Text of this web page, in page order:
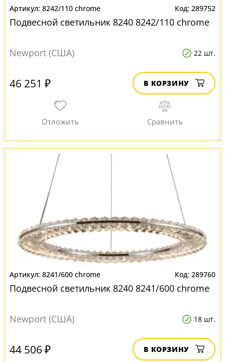
8242/110 chrome 289752
Подвесной светильник 8240 8242/110 chrome
Newport (США) 22 шт.
46 251 ₽ В КОРЗИНУ
8241/600 chrome 289760
Подвесной светильник 8240 8241/600 chrome
Newport (США) 18 шт.
44 506 ₽ В КОРЗИНУ